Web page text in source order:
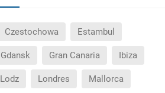
Czestochowa Estambul
Gdansk Gran Canaria Ibiza
Lodz Londres Mallorca